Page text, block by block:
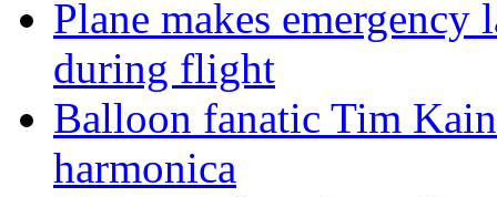
Plane makes
during flight
Balloon fanatic Tim
harmonica